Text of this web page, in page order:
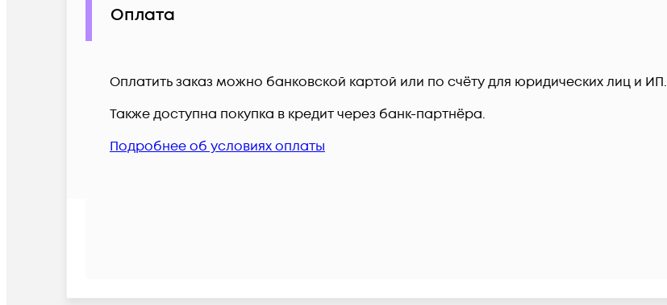
Оплата
Оплатить заказ можно банковской картой или по счёту для юридических лиц и ИП.
Также доступна покупка в кредит через банк-партнёра.
Подробнее об условиях оплаты